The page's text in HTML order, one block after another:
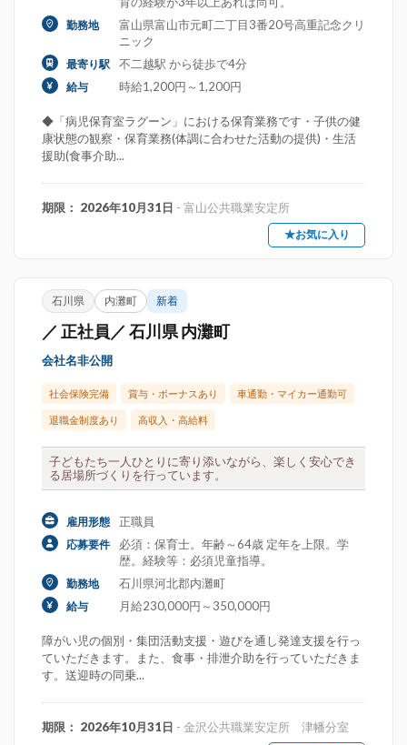
勤務地
富山県富山市元町二丁目3番20号高重記念クリ
ニック
最寄り駅 不二越駅 から徒歩で4分
給与 時給1,200円～1,200円
◆「病児保育室ラグーン」における保育業務です・子供の健
康状態の観察・保育業務(体調に合わせた活動の提供)・生活
援助(食事介助...
期限： 2026年10月31日 - 富山公共職業安定所
★お気に入り
石川県 内灘町 新着
／ 正社員／ 石川県 内灘町
会社名非公開
社会保険完備 賞与・ボーナスあり 車通勤・マイカー通勤可
退職金制度あり 高収入・高給料
子どもたち一人ひとりに寄り添いながら、楽しく安心でき
る居場所づくりを行っています。
雇用形態 正職員
応募要件
必須：保育士。年齢～64歳 定年を上限。学
歴。経験等：必須児童指導。
勤務地 石川県河北郡内灘町
給与 月給230,000円～350,000円
障がい児の個別・集団活動支援・遊びを通し発達支援を行っ
ていただきます。また、食事・排泄介助を行っていただきま
す。送迎時の同乗...
期限： 2026年10月31日 - 金沢公共職業安定所 津幡分室